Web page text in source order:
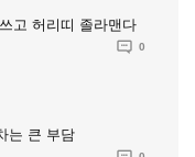
고 허리띠 졸라맨다
0
는 큰 부담